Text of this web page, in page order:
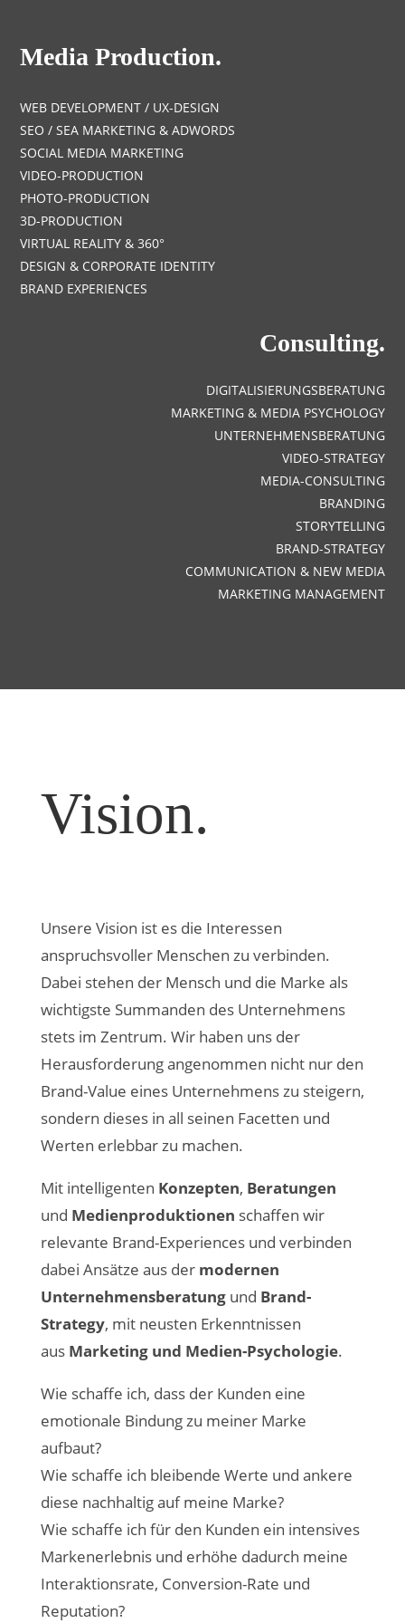
Media Production.
WEB DEVELOPMENT / UX-DESIGN
SEO / SEA MARKETING & ADWORDS
SOCIAL MEDIA MARKETING
VIDEO-PRODUCTION
PHOTO-PRODUCTION
3D-PRODUCTION
VIRTUAL REALITY & 360°
DESIGN & CORPORATE IDENTITY
BRAND EXPERIENCES
Consulting.
DIGITALISIERUNGSBERATUNG
MARKETING & MEDIA PSYCHOLOGY
UNTERNEHMENSBERATUNG
VIDEO-STRATEGY
MEDIA-CONSULTING
BRANDING
STORYTELLING
BRAND-STRATEGY
COMMUNICATION & NEW MEDIA
MARKETING MANAGEMENT
Vision.
Unsere Vision ist es die Interessen
anspruchsvoller Menschen zu verbinden.
Dabei stehen der Mensch und die Marke als
wichtigste Summanden des Unternehmens
stets im Zentrum. Wir haben uns der
Herausforderung angenommen nicht nur den
Brand-Value eines Unternehmens zu steigern,
sondern dieses in all seinen Facetten und
Werten erlebbar zu machen.
Mit intelligenten Konzepten, Beratungen
und Medienproduktionen schaffen wir
relevante Brand-Experiences und verbinden
dabei Ansätze aus der modernen
Unternehmensberatungund Brand-
Strategy, mit neusten Erkenntnissen
aus Marketing und Medien-Psychologie.
Wie schaffe ich, dass der Kunden eine
emotionale Bindung zu meiner Marke
aufbaut?
Wie schaffe ich bleibende Werte und ankere
diese nachhaltig auf meine Marke?
Wie schaffe ich für den Kunden ein intensives
Markenerlebnis und erhöhe dadurch meine
Interaktionsrate, Conversion-Rate und
Reputation?